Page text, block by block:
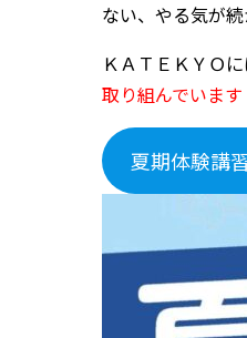
ない、やる気が
ＫＡＴＥＫＹＯ
取り組んでいます
夏期体験講